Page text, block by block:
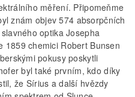
měření. Připomeňme
znám objev 574 absorpčních
optika Josepha
1859 chemici Robert Bunsen
pokusy poskytli
byl také prvním, kdo díky
že Sírius a další hvězdy